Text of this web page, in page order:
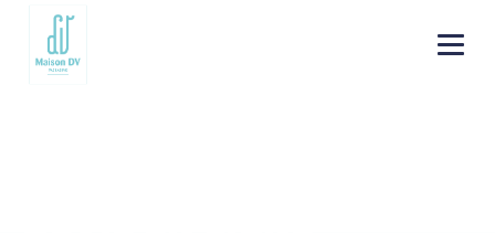
Go to
main
content
Menu